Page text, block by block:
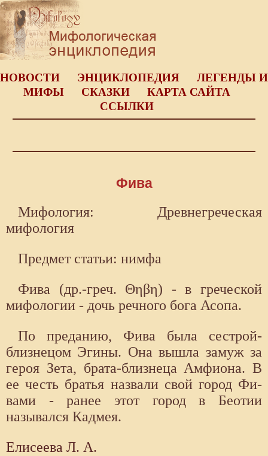
НОВОСТИ ЭНЦИКЛОПЕДИЯ
ЛЕГЕНДЫ И
МИФЫ
СКАЗКИ
КАРТА САЙТА
ССЫЛКИ
Фива
Мифология: Древнегреческая
мифология
Предмет статьи: нимфа
Фива (др.-греч. Θηβη) - в греческой
мифологии - дочь речного бога Асопа.
По преданию, Фива была сестрой-
близнецом Эгины. Она вышла замуж за
героя Зета, брата-близнеца Амфиона. В
ее честь братья назвали свой город Фи­
вами - ранее этот город в Беотии
назывался Кадмея.
Елисеева Л. А.